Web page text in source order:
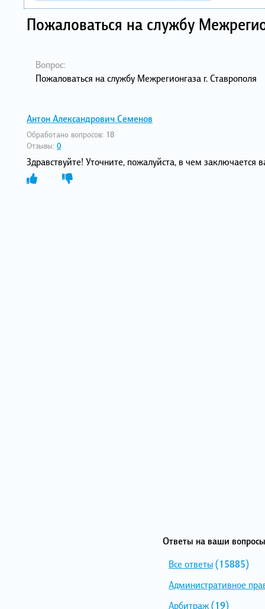
Пожаловаться на службу
Вопрос:
Пожаловаться на службу Межрегионгаза г. Ставрополя
Антон Александрович Семенов
Обработано вопросов: 18
Отзывы: 0
Здравствуйте! Уточните, пожалуйста, в чем заключается
Ответы на ваши
Все ответы(15885)
Административное
Арбитраж(19)